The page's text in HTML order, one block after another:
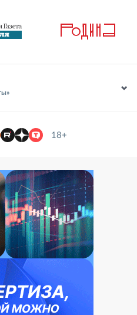
18+